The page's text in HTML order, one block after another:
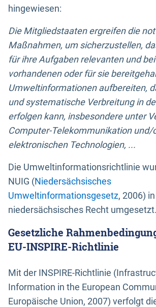
hingewiesen:
Die Mitgliedstaaten ergreifen die
Maßnahmen, um sicherzustellen,
für ihre Aufgaben relevanten und
vorhandenen oder für sie
Umweltinformationen aufbereiten,
und systematische Verbreitung in
erfolgen kann, insbesondere unter
Computer-Telekommunikation und/
elektronischen Technologien, ...
Die Umweltinformationsrichtlinie
NUIG (Niedersächsisches
Umweltinformationsgesetz, 2006) in
niedersächsisches Recht umgesetzt.
Gesetzliche
EU-INSPIRE-Richtlinie
Mit der INSPIRE-Richtlinie
Information in the European
Europäische Union, 2007) verfolgt